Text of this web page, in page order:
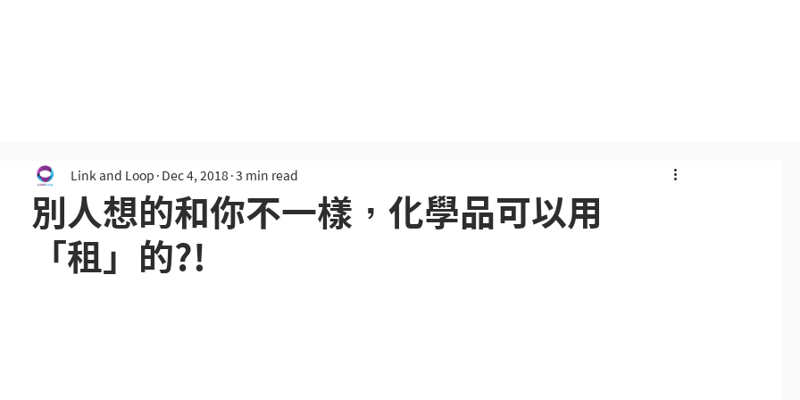
別人想的和你不一樣，化學品可以用
「租」的?!
Link and Loop Dec 4, 2018 3 min read